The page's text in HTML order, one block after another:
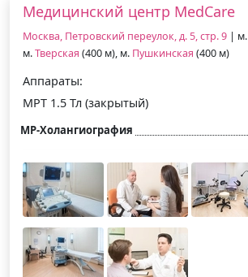
Медицинский центр MedCare
Москва, Петровский переулок, д. 5, стр. 9 | м.
м.Тверская (400 м), м. Пушкинская (400 м)
Аппараты:
МРТ 1.5 Тл (закрытый)
МР-Холангиография